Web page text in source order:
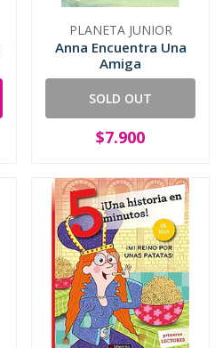
PLANETA JUNIOR
Anna Encuentra Una
Amiga
SOLD OUT
$7.900